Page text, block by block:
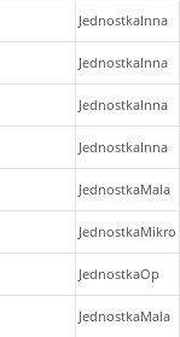
JednostkaInna
JednostkaInna
JednostkaInna
JednostkaInna
JednostkaMala
JednostkaMikro
JednostkaOp
JednostkaMala